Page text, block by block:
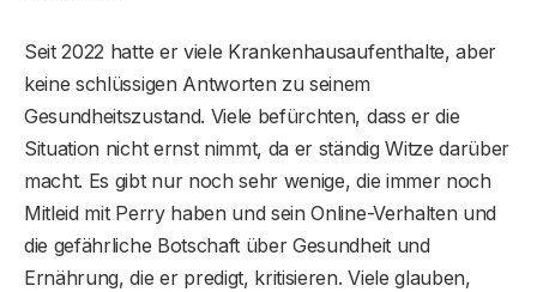
Seit 2022 hatte er viele Krankenhausaufenthalte, aber
keine schlüssigen Antworten zu seinem
Gesundheitszustand. Viele befürchten, dass er die
Situation nicht ernst nimmt, da er ständig Witze darüber
macht. Es gibt nur noch sehr wenige, die immer noch
Mitleid mit Perry haben und sein Online-Verhalten und
die gefährliche Botschaft über Gesundheit und
Ernährung, die er predigt, kritisieren. Viele glauben,